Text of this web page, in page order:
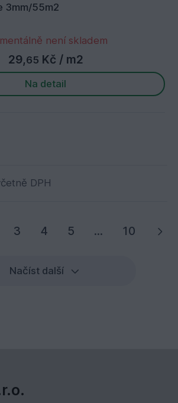
3mm/55m2
není skladem
29,65 Kč / m2
Na detail
DPH
stránka
3 4 5 ... 10
Načíst další